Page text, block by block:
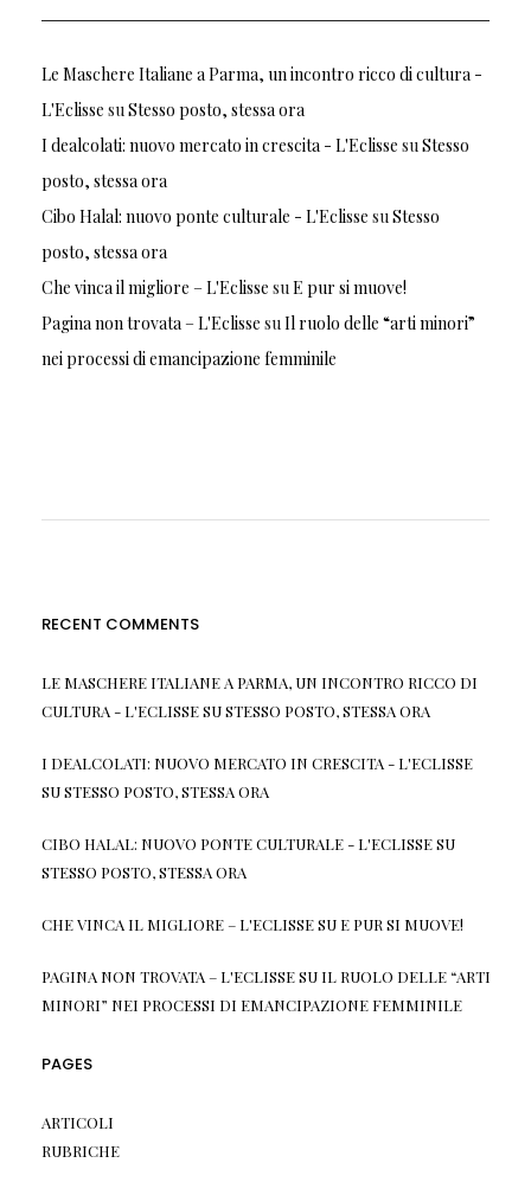
Le Maschere Italiane a Parma, un incontro ricco di cultura -
L'Eclisse suStesso posto, stessa ora
I dealcolati: nuovo mercato in crescita - L'Eclisse suStesso
posto, stessa ora
Cibo Halal: nuovo ponte culturale - L'Eclisse suStesso
posto, stessa ora
Che vinca il migliore – L'Eclisse suE pur si muove!
Pagina non trovata – L'Eclisse suIl ruolo delle “arti minori”
nei processi di emancipazione femminile
RECENT COMMENTS
LE MASCHERE ITALIANE A PARMA, UN INCONTRO RICCO DI
CULTURA - L'ECLISSESUSTESSO POSTO, STESSA ORA
I DEALCOLATI: NUOVO MERCATO IN CRESCITA - L'ECLISSE
SUSTESSO POSTO, STESSA ORA
CIBO HALAL: NUOVO PONTE CULTURALE - L'ECLISSESU
STESSO POSTO, STESSA ORA
CHE VINCA IL MIGLIORE – L'ECLISSESU E PUR SI MUOVE!
PAGINA NON TROVATA – L'ECLISSESU IL RUOLO DELLE “ARTI
MINORI” NEI PROCESSI DI EMANCIPAZIONE FEMMINILE
PAGES
ARTICOLI
RUBRICHE